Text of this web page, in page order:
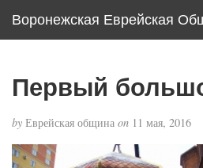
Воронежская Еврейская
Первый
by Еврейская община on 11 мая, 2016